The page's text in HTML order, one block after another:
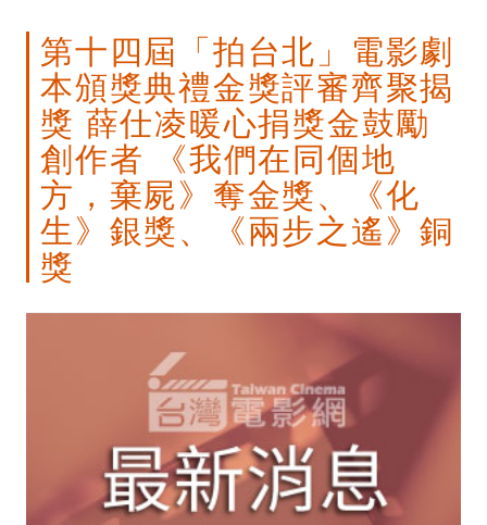
第十四屆「拍台北」電影劇
本頒獎典禮金獎評審齊聚揭
獎 薛仕凌暖心捐獎金鼓勵
創作者 《我們在同個地
方，棄屍》奪金獎、《化
生》銀獎、《兩步之遙》銅
獎